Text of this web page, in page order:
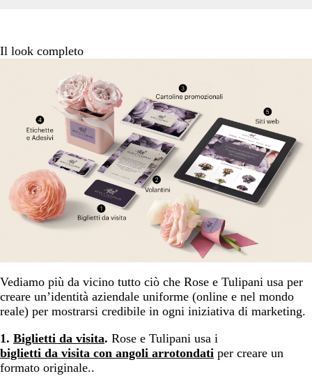
Il look completo
Vediamo più da vicino tutto ciò che Rose e Tulipani usa per
creare un’identità aziendale uniforme (online e nel mondo
reale) per mostrarsi credibile in ogni iniziativa di marketing.
1. Biglietti da visita. Rose e Tulipani usa i
biglietti da visita con angoli arrotondati per creare un
formato originale..